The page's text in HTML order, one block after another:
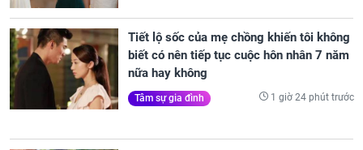
Tiết lộ sốc của mẹ chồng khiến tôi không
biết có nên tiếp tục cuộc hôn nhân 7 năm
nữa hay không
Tâm sự gia đình 1 giờ 24 phút trước